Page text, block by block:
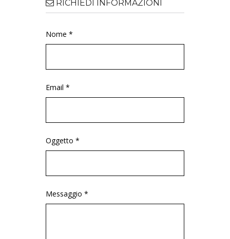
RICHIEDI INFORMAZIONI
Nome *
Email *
Oggetto *
Messaggio *